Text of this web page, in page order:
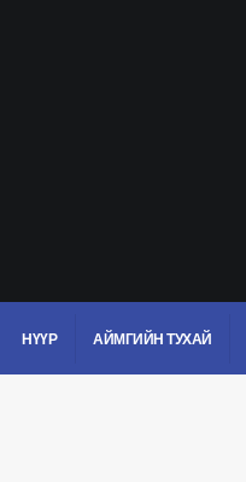
НҮҮР АЙМГИЙН ТУХАЙ